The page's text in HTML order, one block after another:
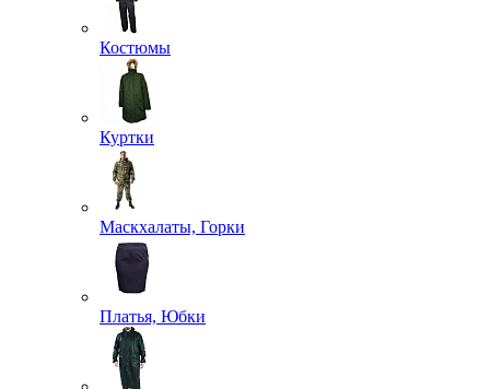
Костюмы
Куртки
Маскхалаты, Горки
Платья, Юбки